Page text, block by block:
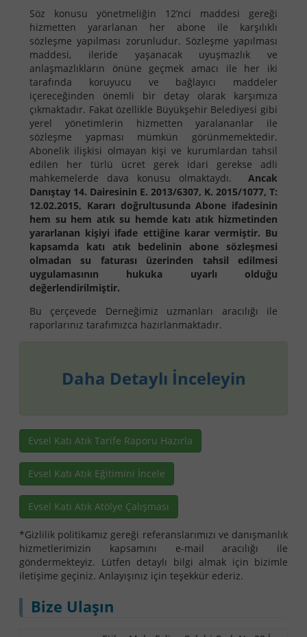
Söz konusu yönetmeliğin 12’nci maddesi gereği
hizmetten yararlanan her abone ile karşılıklı
sözleşme yapılması zorunludur. Sözleşme yapılması
maddesi, ileride yaşanacak uyuşmazlık ve
anlaşmazlıkların önüne geçmek amacı ile her iki
tarafında koruyucu ve bağlayıcı maddeler
içereceğinden önemli bir detay olarak karşımıza
çıkmaktadır. Fakat özellikle Büyükşehir Belediyesi gibi
yerel yönetimlerin hizmetten yaralananlar ile
sözleşme yapması mümkün görünmemektedir.
Abonelik ilişkisi olmayan kişi ve kurumlardan tahsil
edilen her türlü ücret gerek idari gerekse adli
mahkemelerde dava konusu olmaktaydı.
Ancak
Danıştay 14. Dairesinin E. 2013/6307, K. 2015/1077, T:
12.02.2015, Kararı doğrultusunda Abone ifadesinin
hem su hem atık su hemde katı atık hizmetinden
yararlanan kişiyi ifade ettiğine karar vermiştir. Bu
kapsamda katı atık bedelinin abone sözleşmesi
olmadan su faturası üzerinden tahsil edilmesi
uygulamasının hukuka uyarlı olduğu
değerlendirilmiştir.
Bu çerçevede Derneğimiz uzmanları aracılığı ile
raporlarınız tarafımızca hazırlanmaktadır.
Daha Detaylı İnceleyin
Evsel Katı Atık Tarife Raporu Hazırla
Evsel Katı Atık Eğitimini İncele
Evsel Katı Atık Atölye Çalışması
*Gizlilik politikamız gereği referanslarımızı ve danışmanlık
hizmetlerimizin kapsamını e-mail aracılığı ile
göndermekteyiz. Lütfen detaylı bilgi almak için bizimle
iletişime geçiniz. Anlayışınız için teşekkür ederiz.
Bize Ulaşın